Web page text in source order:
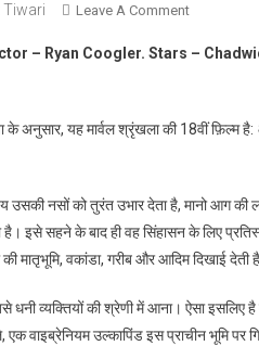
Tiwari Leave A CommentOn
Panther
In
– Ryan Coogler. Stars –
अनुसार, यह मार्वल श्रृंखला की 18वीं फ़िल्म है:
पेय उसकी नसों को तुरंत उभार देता है, मानो
है। इसे सहने के बाद ही वह सिंहासन के लिए
मातृभूमि, वकांडा, गरीब और आदिम दिखाई
धनी व्यक्तियों की श्रेणी में आना। ऐसा इसलिए
वाइब्रेनियम उल्कापिंड इस प्राचीन भूमि पर